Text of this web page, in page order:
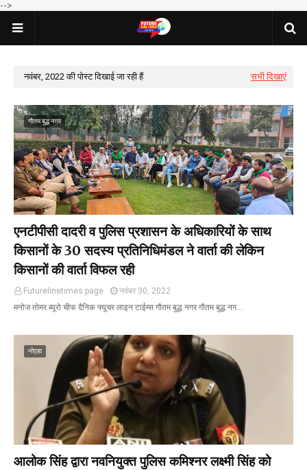
-->
नवंबर, 2022 की पोस्ट दिखाई जा रही हैं सभी दिखाएं
गौतम बुद्ध नगर
एनटीपीसी दादरी व पुलिस प्रशासन के अधिकारियों के साथ
किसानों के 30 सदस्य प्रतिनिधिमंडल ने वार्ता की लेकिन
किसानों की वार्ता विफल रही
Futurelinetimes.page
नवंबर 30, 2022
मनोज तोमर ब्यूरो चीफ दैनिक फ्यूचर लाइन टाईम्स गौतम बुद्ध नगर गौतम बुद्ध नग…
नोएडा
आलोक सिंह द्वारा नवनियुक्त पुलिस कमिश्नर लक्ष्मी सिंह को